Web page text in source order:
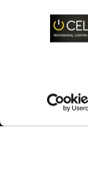
para que
proyectos